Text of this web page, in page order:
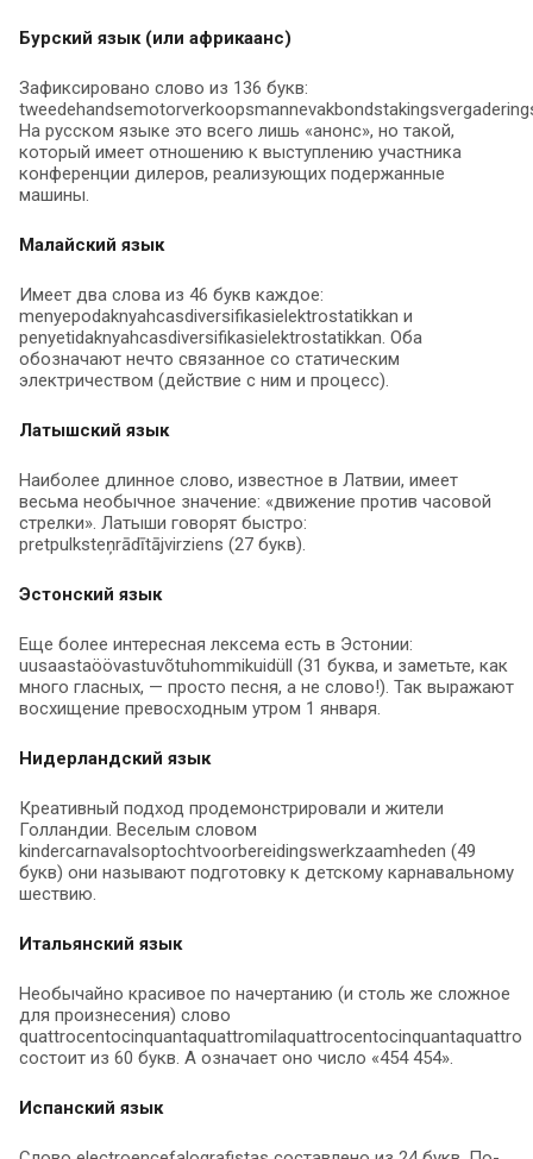
Бурский язык (или африкаанс)
Зафиксировано слово из 136 букв:
На русском языке это всего лишь «анонс», но такой,
который имеет отношению к выступлению участника
конференции дилеров, реализующих подержанные
машины.
Малайский язык
Имеет два слова из 46 букв каждое:
menyepodaknyahcasdiversifikasielektrostatikkan и
penyetidaknyahcasdiversifikasielektrostatikkan. Оба
обозначают нечто связанное со статическим
электричеством (действие с ним и процесс).
Латышский язык
Наиболее длинное слово, известное в Латвии, имеет
весьма необычное значение: «движение против часовой
стрелки». Латыши говорят быстро:
pretpulksteņrādītājvirziens (27 букв).
Эстонский язык
Еще более интересная лексема есть в Эстонии:
uusaastaöövastuvõtuhommikuidüll (31 буква, и заметьте, как
много гласных, — просто песня, а не слово!). Так выражают
восхищение превосходным утром 1 января.
Нидерландский язык
Креативный подход продемонстрировали и жители
Голландии. Веселым словом
kindercarnavalsoptochtvoorbereidingswerkzaamheden (49
букв) они называют подготовку к детскому карнавальному
шествию.
Итальянский язык
Необычайно красивое по начертанию (и столь же сложное
для произнесения) слово
quattrocentocinquantaquattromilaquattrocentocinquantaquattro
состоит из 60 букв. А означает оно число «454 454».
Испанский язык